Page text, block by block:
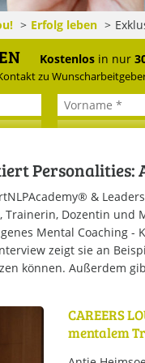
dem
CAREERS
Mit dem E-Mail
regelmäßig
innerhalb der
Erfolg leben
Kostenlos in nur
zu
&
Trainerin, Dozentin und
Mental Coaching -
zeigt sie an
können. Außerdem
CAREERS
mentalem